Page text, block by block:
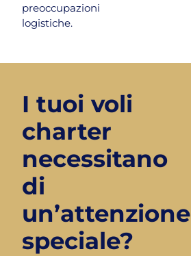
preoccupazioni
logistiche.
I tuoi voli
charter
necessitano
di
un’attenzione
speciale?